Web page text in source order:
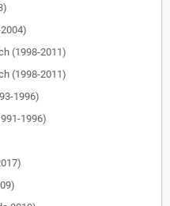
(1998-2011)
(1998-2011)
1996)
1996)